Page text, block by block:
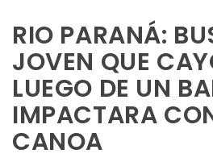
RIO PARANÁ:
JOVEN QUE
LUEGO DE UN
IMPACTARA
CANOA